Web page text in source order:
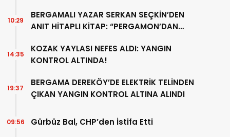
BERGAMALI YAZAR SERKAN SEÇKİN’DEN
ANIT HİTAPLI KİTAP: “PERGAMON’DAN
10:29
KOZAK YAYLASI NEFES ALDI: YANGIN
KONTROL ALTINDA!
14:35
BERGAMA DEREKÖY’DE ELEKTRİK TELİNDEN
ÇIKAN YANGIN KONTROL ALTINA ALINDI
19:37
Gürbüz Bal, CHP’den İstifa Etti
09:56